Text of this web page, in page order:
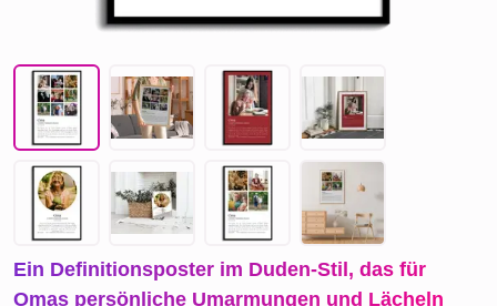
Ein Definitionsposter im Duden-Stil, das für
Omas persönliche Umarmungen und Lächeln